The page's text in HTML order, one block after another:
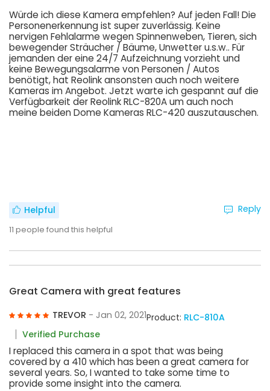
Würde ich diese Kamera empfehlen? Auf jeden Fall! Die
Personenerkennung ist super zuverlässig. Keine
nervigen Fehlalarme wegen Spinnenweben, Tieren, sich
bewegender Sträucher / Bäume, Unwetter u.s.w.. Für
jemanden der eine 24/7 Aufzeichnung vorzieht und
keine Bewegungsalarme von Personen / Autos
benötigt, hat Reolink ansonsten auch noch weitere
Kameras im Angebot. Jetzt warte ich gespannt auf die
Verfügbarkeit der Reolink RLC-820A um auch noch
meine beiden Dome Kameras RLC-420 auszutauschen.
Helpful
11 people found this helpful
Reply
Great Camera with great features
TREVOR - Jan 02, 2021Product: RLC-810A
Verified Purchase
I replaced this camera in a spot that was being
covered by a 410 which has been a great camera for
several years. So, I wanted to take some time to
provide some insight into the camera.